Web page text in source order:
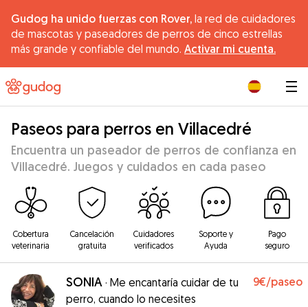
Gudog ha unido fuerzas con Rover, la red de cuidadores
de mascotas y paseadores de perros de cinco estrellas
más grande y confiable del mundo. Activar mi cuenta.
Paseos para perros en Villacedré
Encuentra un paseador de perros de confianza en
Villacedré. Juegos y cuidados en cada paseo
Cobertura
veterinaria
Cancelación
gratuita
Cuidadores
verificados
Soporte y
Ayuda
Pago
seguro
SONIA · Me encantaría cuidar de tu
perro, cuando lo necesites
9€/paseo